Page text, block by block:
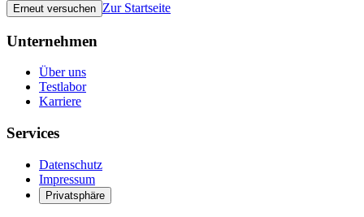
Erneut versuchen Zur Startseite
Unternehmen
Über uns
Testlabor
Karriere
Services
Datenschutz
Impressum
Privatsphäre